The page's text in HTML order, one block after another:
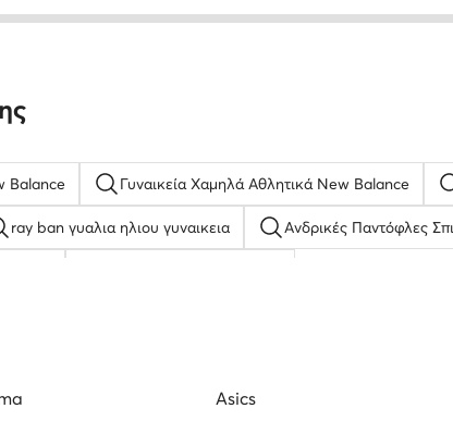
Balance Γυναικεία Χαμηλά Αθλητικά New Balance
ray ban γυαλια ηλιου γυναικεια Ανδρικές Παντόφλες
Γυναικεία αθλητικά παπούτσια Τσάντες Tommy
Asics